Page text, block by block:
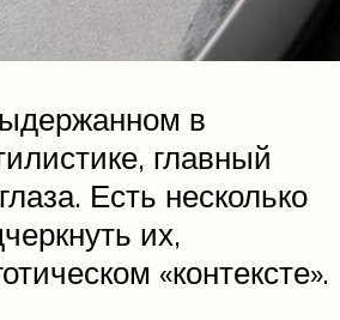
в
главный
Есть несколько
их,
«контексте».